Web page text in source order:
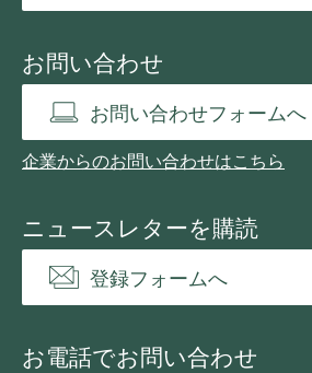
お問い合わせ
お問い合わせフォームへ
企業からのお問い合わせはこちら
ニュースレターを購読
登録フォームへ
お電話でお問い合わせ